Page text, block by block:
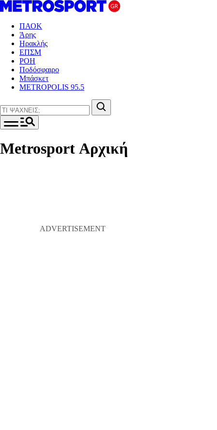
ΠΑΟΚ
Άρης
Ηρακλής
ΕΠΣΜ
ΡΟΗ
Ποδόσφαιρο
Μπάσκετ
METROPOLIS 95.5
Metrosport Αρχική